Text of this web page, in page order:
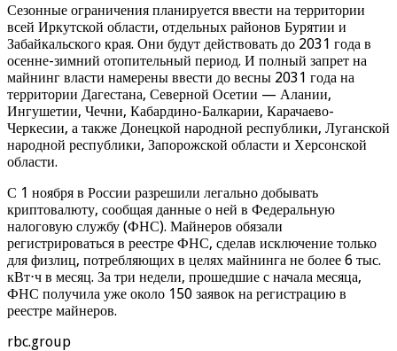
Сезонные ограничения планируется ввести на территории
всей Иркутской области, отдельных районов Бурятии и
Забайкальского края. Они будут действовать до 2031 года в
осенне-зимний отопительный период. И полный запрет на
майнинг власти намерены ввести до весны 2031 года на
территории Дагестана, Северной Осетии — Алании,
Ингушетии, Чечни, Кабардино-Балкарии, Карачаево-
Черкесии, а также Донецкой народной республики, Луганской
народной республики, Запорожской области и Херсонской
области.
С 1 ноября в России разрешили легально добывать
криптовалюту, сообщая данные о ней в Федеральную
налоговую службу (ФНС). Майнеров обязали
регистрироваться в реестре ФНС, сделав исключение только
для физлиц, потребляющих в целях майнинга не более 6 тыс.
кВт⋅ч в месяц. За три недели, прошедшие с начала месяца,
ФНС получила уже около 150 заявок на регистрацию в
реестре майнеров.
rbc.group